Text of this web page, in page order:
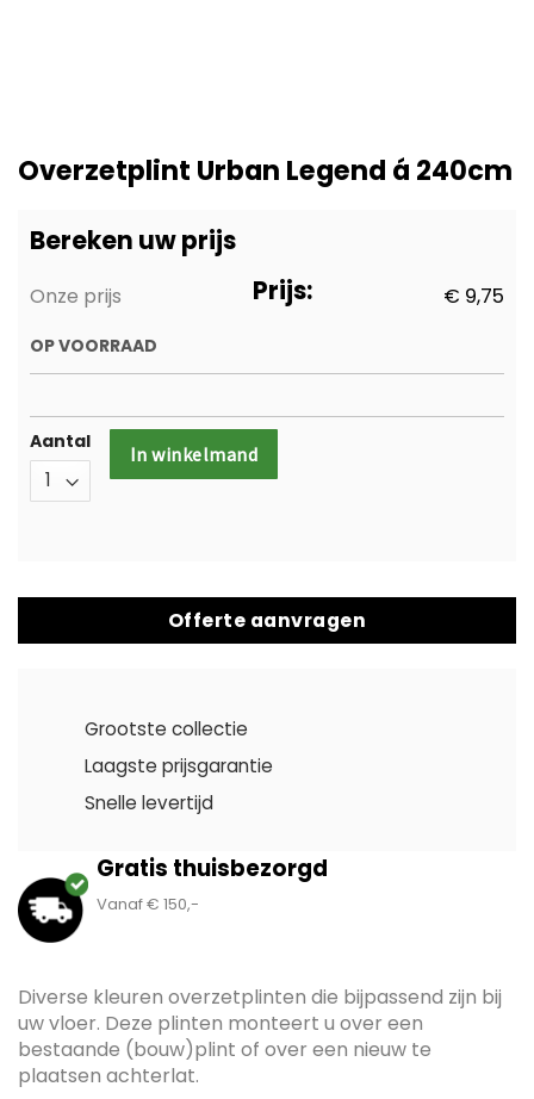
het
van
de
gallerij
Overzetplint Urban Legend á 240cm
Bereken uw prijs
Onze prijs Prijs: € 9,75
OP VOORRAAD
Aantal
In winkelmand
Offerte aanvragen
Grootste collectie
Laagste prijsgarantie
Snelle levertijd
Gratis thuisbezorgd
Vanaf € 150,-
Diverse kleuren overzetplinten die bijpassend zijn bij
uw vloer. Deze plinten monteert u over een
bestaande (bouw)plint of over een nieuw te
plaatsen achterlat.